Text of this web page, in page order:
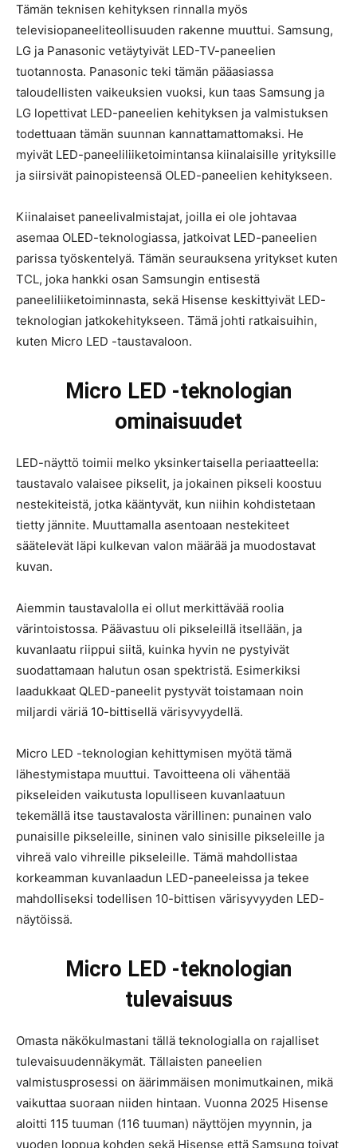
Tämän teknisen kehityksen rinnalla myös
televisiopaneeliteollisuuden rakenne muuttui. Samsung,
LG ja Panasonic vetäytyivät LED-TV-paneelien
tuotannosta. Panasonic teki tämän pääasiassa
taloudellisten vaikeuksien vuoksi, kun taas Samsung ja
LG lopettivat LED-paneelien kehityksen ja valmistuksen
todettuaan tämän suunnan kannattamattomaksi. He
myivät LED-paneeliliiketoimintansa kiinalaisille yrityksille
ja siirsivät painopisteensä OLED-paneelien kehitykseen.
Kiinalaiset paneelivalmistajat, joilla ei ole johtavaa
asemaa OLED-teknologiassa, jatkoivat LED-paneelien
parissa työskentelyä. Tämän seurauksena yritykset kuten
TCL, joka hankki osan Samsungin entisestä
paneeliliiketoiminnasta, sekä Hisense keskittyivät LED-
teknologian jatkokehitykseen. Tämä johti ratkaisuihin,
kuten Micro LED -taustavaloon.
Micro LED -teknologian
ominaisuudet
LED-näyttö toimii melko yksinkertaisella periaatteella:
taustavalo valaisee pikselit, ja jokainen pikseli koostuu
nestekiteistä, jotka kääntyvät, kun niihin kohdistetaan
tietty jännite. Muuttamalla asentoaan nestekiteet
säätelevät läpi kulkevan valon määrää ja muodostavat
kuvan.
Aiemmin taustavalolla ei ollut merkittävää roolia
värintoistossa. Päävastuu oli pikseleillä itsellään, ja
kuvanlaatu riippui siitä, kuinka hyvin ne pystyivät
suodattamaan halutun osan spektristä. Esimerkiksi
laadukkaat QLED-paneelit pystyvät toistamaan noin
miljardi väriä 10-bittisellä värisyvyydellä.
Micro LED -teknologian kehittymisen myötä tämä
lähestymistapa muuttui. Tavoitteena oli vähentää
pikseleiden vaikutusta lopulliseen kuvanlaatuun
tekemällä itse taustavalosta värillinen: punainen valo
punaisille pikseleille, sininen valo sinisille pikseleille ja
vihreä valo vihreille pikseleille. Tämä mahdollistaa
korkeamman kuvanlaadun LED-paneeleissa ja tekee
mahdolliseksi todellisen 10-bittisen värisyvyyden LED-
näytöissä.
Micro LED -teknologian
tulevaisuus
Omasta näkökulmastani tällä teknologialla on rajalliset
tulevaisuudennäkymät. Tällaisten paneelien
valmistusprosessi on äärimmäisen monimutkainen, mikä
vaikuttaa suoraan niiden hintaan. Vuonna 2025 Hisense
aloitti 115 tuuman (116 tuuman) näyttöjen myynnin, ja
vuoden loppua kohden sekä Hisense että Samsung toivat